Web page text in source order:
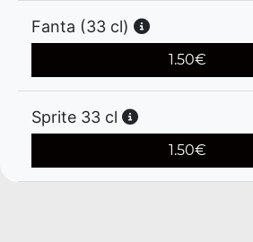
Fanta (33 cl)
1.50€
Sprite 33 cl
1.50€